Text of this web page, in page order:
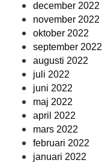
december 2022
november 2022
oktober 2022
september 2022
augusti 2022
juli 2022
juni 2022
maj 2022
april 2022
mars 2022
februari 2022
januari 2022